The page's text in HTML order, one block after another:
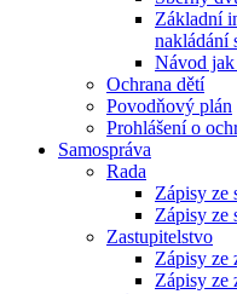
Základní
nakládání
Návod
Ochrana dětí
Povodňový plán
Prohlášení o
Samospráva
Rada
Zápisy ze
Zápisy ze
Zastupitelstvo
Zápisy ze
Zápisy ze